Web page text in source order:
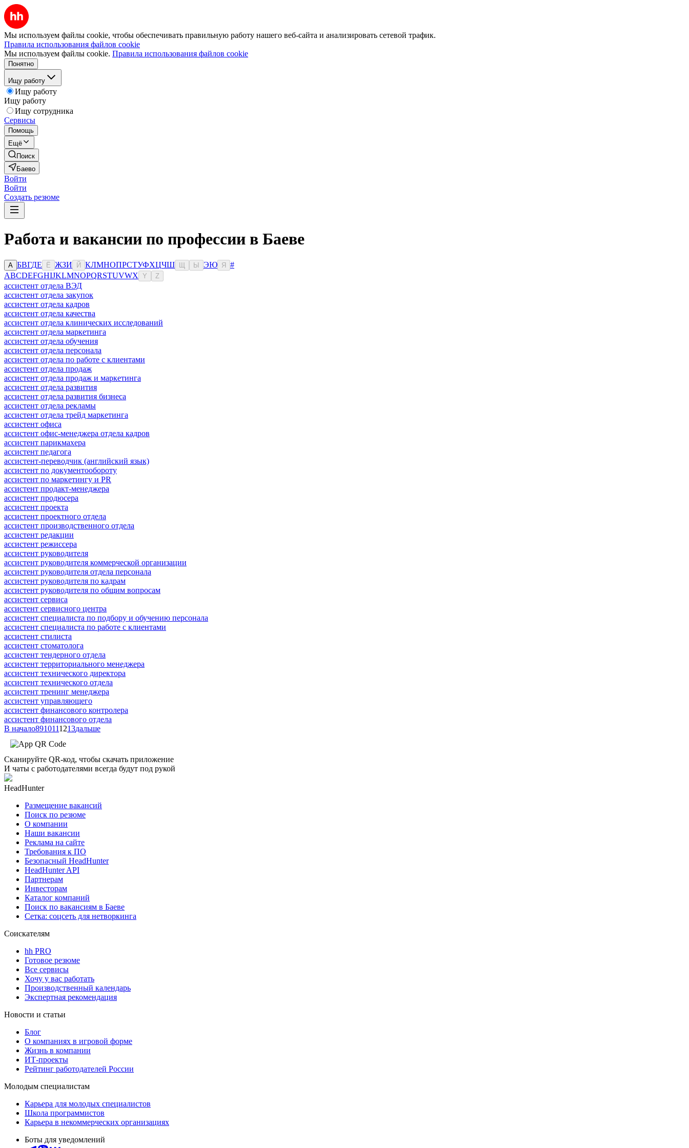
Мы используем файлы cookie, чтобы обеспечивать правильную работу нашего веб-сайта и анализировать сетевой трафик.
Правила использования файлов cookie
Мы используем файлы cookie. Правила использования файлов cookie
Понятно
Ищу работу
Ищу работу
Ищу работу
Ищу сотрудника
Сервисы
Помощь
Ещё
Поиск
Баево
Войти
Войти
Создать резюме
Работа и вакансии по профессии в Баеве
А БВГДЕ Ё ЖЗИ Й КЛМНОПРСТУФХЦЧШ Ы ЭЮ Я
#
ABCDEFGHIJKLMNOPQRSTUVWX Y Z
ассистент отдела ВЭД
ассистент отдела закупок
ассистент отдела кадров
ассистент отдела качества
ассистент отдела клинических исследований
ассистент отдела маркетинга
ассистент отдела обучения
ассистент отдела персонала
ассистент отдела по работе с клиентами
ассистент отдела продаж
ассистент отдела продаж и маркетинга
ассистент отдела развития
ассистент отдела развития бизнеса
ассистент отдела рекламы
ассистент отдела трейд маркетинга
ассистент офиса
ассистент офис-менеджера отдела кадров
ассистент парикмахера
ассистент педагога
ассистент-переводчик (английский язык)
ассистент по документообороту
ассистент по маркетингу и PR
ассистент продакт-менеджера
ассистент продюсера
ассистент проекта
ассистент проектного отдела
ассистент производственного отдела
ассистент редакции
ассистент режиссера
ассистент руководителя
ассистент руководителя коммерческой организации
ассистент руководителя отдела персонала
ассистент руководителя по кадрам
ассистент руководителя по общим вопросам
ассистент сервиса
ассистент сервисного центра
ассистент специалиста по подбору и обучению персонала
ассистент специалиста по работе с клиентами
ассистент стилиста
ассистент стоматолога
ассистент тендерного отдела
ассистент территориального менеджера
ассистент технического директора
ассистент технического отдела
ассистент тренинг менеджера
ассистент управляющего
ассистент финансового контролера
ассистент финансового отдела
В начало8910111213дальше
Сканируйте QR-код, чтобы скачать приложение
И чаты с работодателями всегда будут под рукой
HeadHunter
Размещение вакансий
Поиск по резюме
О компании
Наши вакансии
Реклама на сайте
Требования к ПО
Безопасный HeadHunter
HeadHunter API
Партнерам
Инвесторам
Каталог компаний
Поиск по вакансиям в Баеве
Сетка: соцсеть для нетворкинга
Соискателям
hh PRO
Готовое резюме
Все сервисы
Хочу у вас работать
Производственный календарь
Экспертная рекомендация
Новости и статьи
Блог
О компаниях в игровой форме
Жизнь в компании
ИТ-проекты
Рейтинг работодателей России
Молодым специалистам
Карьера для молодых специалистов
Школа программистов
Карьера в некоммерческих организациях
Боты для уведомлений